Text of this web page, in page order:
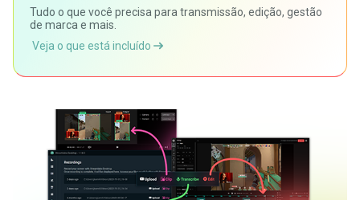
Tudo o que você precisa para transmissão, edição, gestão
de marca e mais.
Veja o que está incluído